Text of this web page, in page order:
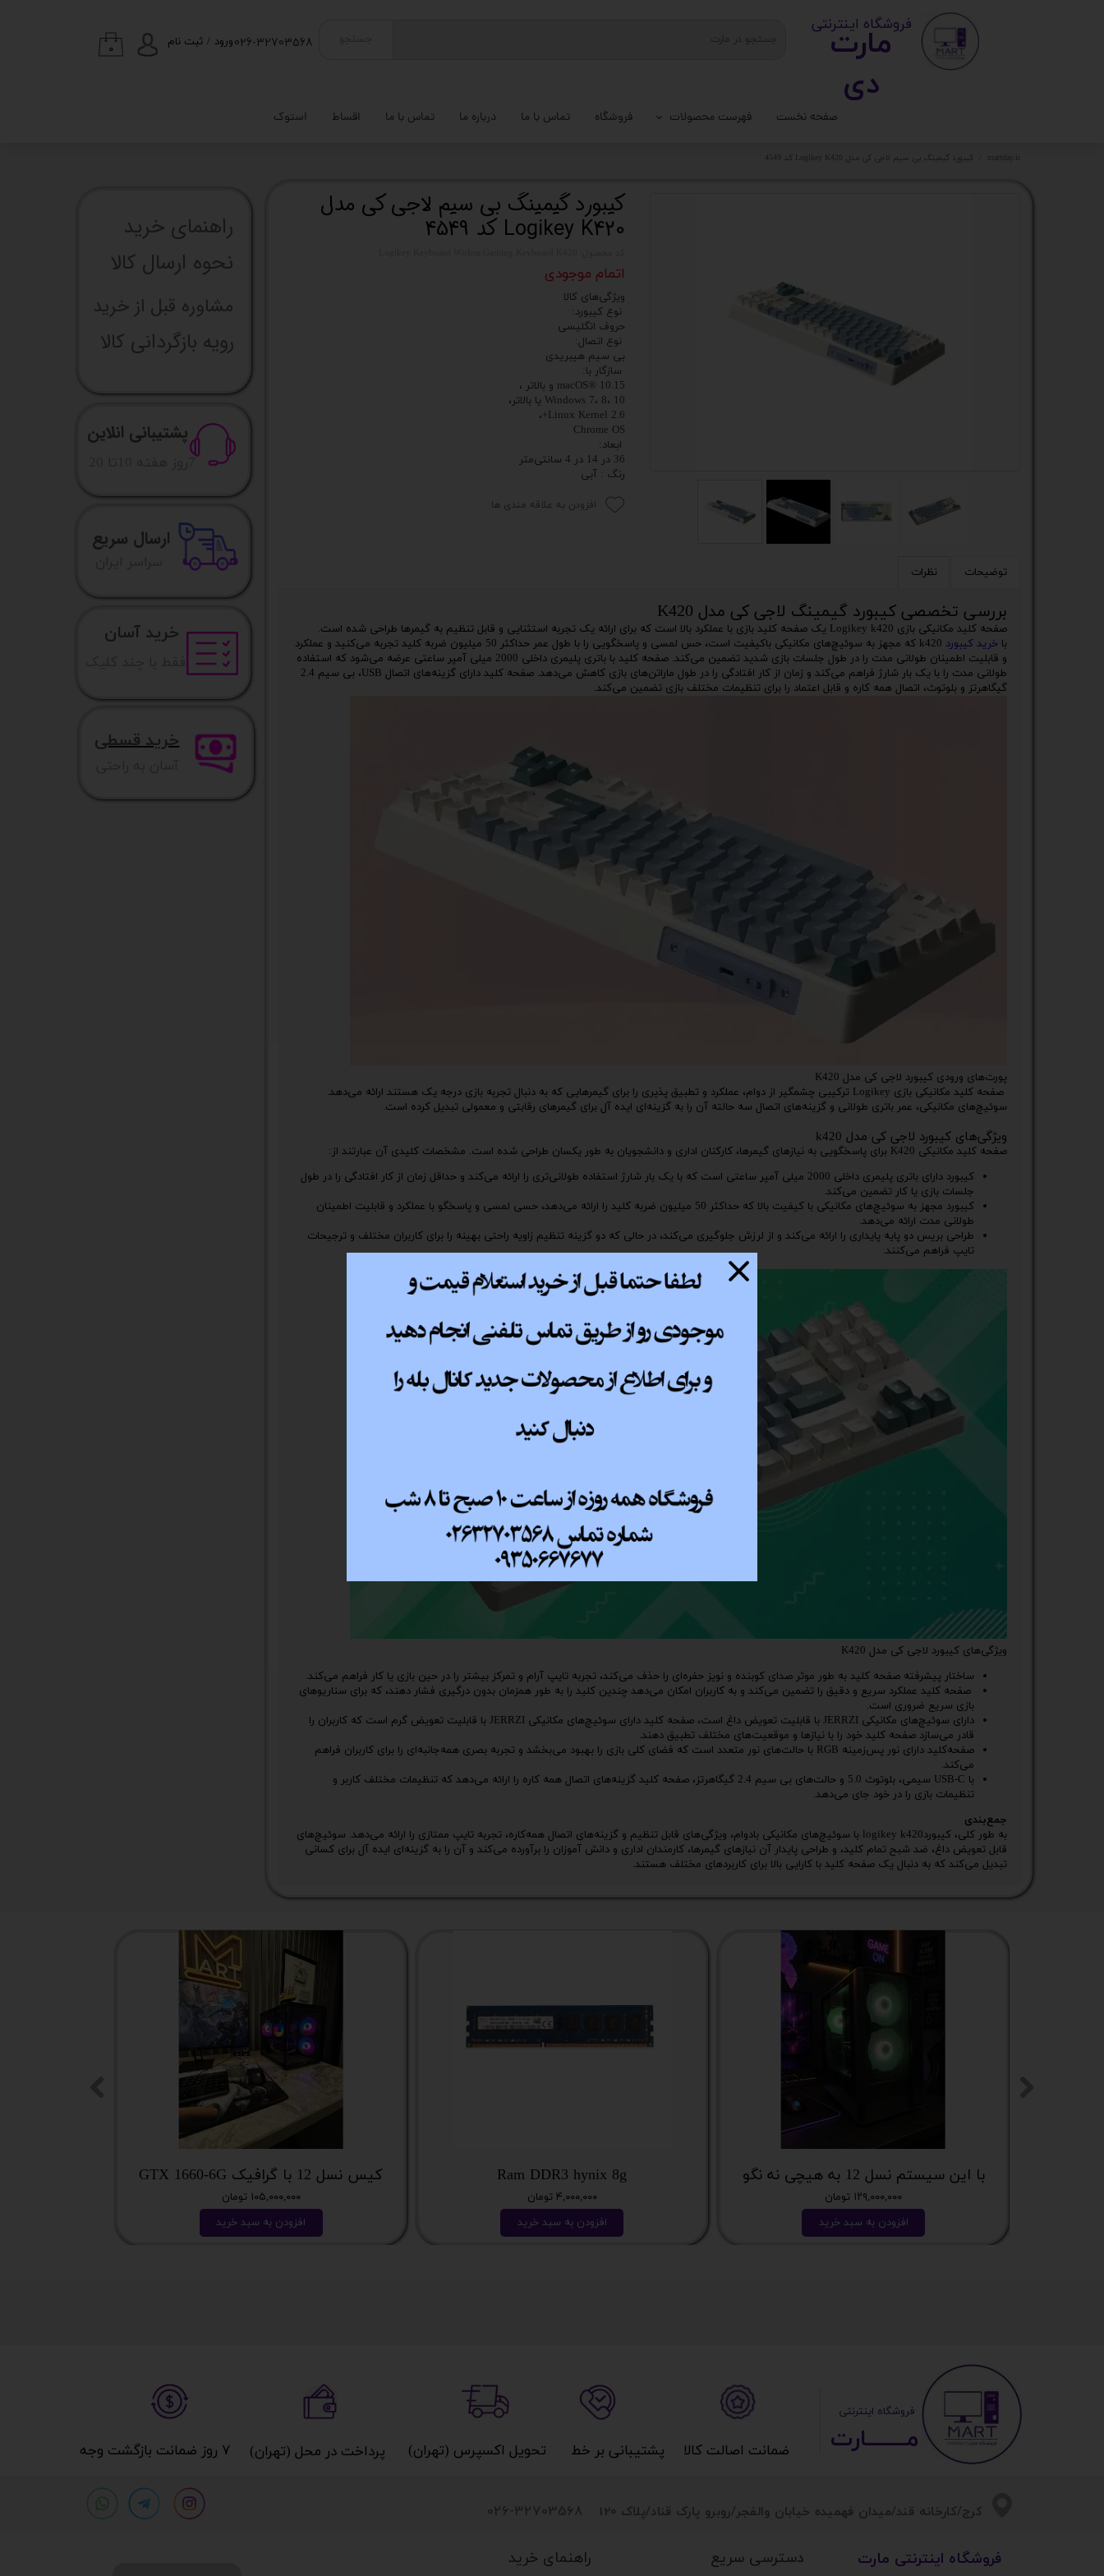
صفحه نخست فهرست محصولات
مینی کیس استوک
اکسسوری
چاپگر
گیم
فروشگاه تماس با ما درباره ما تماس با ما اقساط استوک
ورود / ثبت نام
۰
مارت
دی​​​​​​
​ ​فروشگاه اینترنتی
026-32703568
martday.ir کیبورد گیمینگ بی سیم لاجی کی مدل Logikey K420 کد 4549
کیبورد گیمینگ بی سیم لاجی کی مدل
Logikey K420 کد 4549
اتمام موجودی
ویژگی‌های کالا
نوع کیبورد:
حروف انگلیسی
نوع اتصال:
بی سیم هیبریدی
سازگار با:
macOS® 10.15 و بالاتر ،
Windows 7، 8، 10 یا بالاتر،
Linux Kernel 2.6+،
Chrome OS
ابعاد:
36 در 14 در 4 سانتی‌متر
رنگ : آبی
افزودن به علاقه مندی ها
توضیحات نظرات
بررسی تخصصی کیبورد گیمینگ لاجی کی مدل K420
صفحه کلید مکانیکی بازی Logikey k420 یک صفحه کلید بازی با عملکرد بالا است که برای ارائه یک تجربه استثنایی و قابل تنظیم به گیمرها طراحی شده است.
با خرید کیبورد
k420 که مجهز به سوئیچ‌های مکانیکی باکیفیت است، حس لمسی و پاسخگویی را با طول عمر حداکثر 50 میلیون ضربه کلید تجربه می‌کنید و عملکرد
و قابلیت اطمینان طولانی مدت را در طول جلسات بازی شدید تضمین می‌کند. صفحه کلید با باتری پلیمری داخلی 2000 میلی آمپر ساعتی عرضه می‌شود که استفاده
طولانی مدت را با یک بار شارژ فراهم می‌کند و زمان از کار افتادگی را در طول ماراتن‌های بازی کاهش می‌دهد. صفحه کلید دارای گزینه‌های اتصال USB، بی سیم 2.4
گیگاهرتز و بلوتوث، اتصال همه کاره و قابل اعتماد را برای تنظیمات مختلف بازی تضمین می‌کند.
پورت‌های ورودی کیبورد لاجی کی مدل K420
صفحه کلید مکانیکی بازی Logikey ترکیبی چشمگیر از دوام، عملکرد و تطبیق پذیری را برای گیمرهایی که به دنبال تجربه بازی درجه یک هستند ارائه می‌دهد.
سوئیچ‌های مکانیکی، عمر باتری طولانی و گزینه‌های اتصال سه حالته آن را به گزینه‌ای ایده آل برای گیمرهای رقابتی و معمولی تبدیل کرده است.
ویژگی‌های کیبورد لاجی کی مدل k420
صفحه کلید مکانیکی K420 برای پاسخگویی به نیازهای گیمرها، کارکنان اداری و دانشجویان به طور یکسان طراحی شده است. مشخصات کلیدی آن عبارتند از:
کیبورد دارای باتری پلیمری داخلی 2000 میلی آمپر ساعتی است که با یک بار شارژ استفاده طولانی‌تری را ارائه می‌کند و حداقل زمان از کار افتادگی را در طول
جلسات بازی یا کار تضمین می‌کند.
کیبورد مجهز به سوئیچ‌های مکانیکی با کیفیت بالا که حداکثر 50 میلیون ضربه کلید را ارائه می‌دهد، حسی لمسی و پاسخگو با عملکرد و قابلیت اطمینان
طولانی مدت ارائه می‌دهد.
طراحی بریس دو پایه پایداری را ارائه می‌کند و از لرزش جلوگیری می‌کند، در حالی که دو گزینه تنظیم زاویه راحتی بهینه را برای کاربران مختلف و ترجیحات
تایپ فراهم می‌کنند.
ویژگی‌های کیبورد لاجی کی مدل K420
ساختار پیشرفته صفحه کلید به طور موثر صدای کوبنده و نویز حفره‌ای را حذف می‌کند، تجربه تایپ آرام و تمرکز بیشتر را در حین بازی یا کار فراهم می‌کند.
صفحه کلید عملکرد سریع و دقیق را تضمین می‌کند و به کاربران امکان می‌دهد چندین کلید را به طور همزمان بدون درگیری فشار دهند، که برای سناریوهای
بازی سریع ضروری است.
دارای سوئیچ‌های مکانیکی JERRZI با قابلیت تعویض داغ است، صفحه کلید دارای سوئیچ‌های مکانیکی JERRZI با قابلیت تعویض گرم است که کاربران را
قادر می‌سازد صفحه کلید خود را با نیازها و موقعیت‌های مختلف تطبیق دهند.
صفحه‌کلید دارای نور پس‌زمینه RGB با حالت‌های نور متعدد است که فضای کلی بازی را بهبود می‌بخشد و تجربه بصری همه‌جانبه‌ای را برای کاربران فراهم
می‌کند.
با USB-C سیمی، بلوتوث 5.0 و حالت‌های بی سیم 2.4 گیگاهرتز، صفحه کلید گزینه‌های اتصال همه کاره را ارائه می‌دهد که تنظیمات مختلف کاربر و
تنظیمات بازی را در خود جای می‌دهد.
جمع‌بندی
به طور کلی، کیبوردlogikey k420 با سوئیچ‌های مکانیکی بادوام، ویژگی‌های قابل تنظیم و گزینه‌های اتصال همه‌کاره، تجربه تایپ ممتازی را ارائه می‌دهد. سوئیچ‌های
قابل تعویض داغ، ضد شبح تمام کلید، و طراحی پایدار آن نیازهای گیمرها، کارمندان اداری و دانش آموزان را برآورده می‌کند و آن را به گزینه‌ای ایده آل برای کسانی
تبدیل می‌کند که به دنبال یک صفحه کلید با کارایی بالا برای کاربردهای مختلف هستند.
راهنما​​​​​​​​​​​​​​ی خرید
نحوه ارسال کالا
مشاوره قبل از خرید
رویه بازگردانی کالا
پشتیبانی انلاین
ارسال سریع
خرید آسان
خرید قسطی
کیس نسل 12 با گرافیک GTX 1660-6G
۱۰۵,۰۰۰,۰۰۰ تومان
افزودن به سبد خرید
Ram DDR3 hynix 8g
۴,۰۰۰,۰۰۰ تومان
افزودن به سبد خرید
با این سیستم نسل 12 به هیچی نه نگو
۱۲۹,۰۰۰,۰۰۰ تومان
افزودن به سبد خرید
​​کرج/کارخانه قند/میدان فهمیده خیابان والفجر/روبرو پارک قناد/پلاک 120
دسترسی سریع راهنمای خرید ​فروشگاه اینترنتی مارت
026-32703568
مــــــــارت​​​​​​
​ ​فروشگاه اینترنتی
۷ روز ضمانت بازگشت وجه​​​​​​​ پرداخت در محل (تهران)​​​​​​​ تحویل اکسپرس (تهران)​​​​​​​ پشتیبانی بر خط​​​​​​​ ضمانت اصالت کالا​​​​​​​